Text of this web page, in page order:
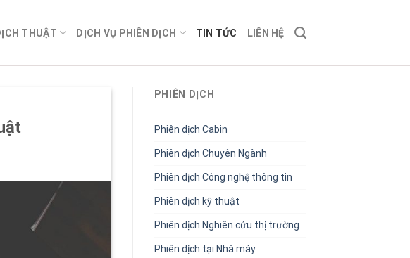
THUẬT DỊCH VỤ PHIÊN DỊCH TIN TỨC LIÊN HỆ
PHIÊN DỊCH
Phiên dịch Cabin
Phiên dịch Chuyên Ngành
Phiên dịch Công nghệ thông tin
Phiên dịch kỹ thuật
Phiên dịch Nghiên cứu thị trường
Phiên dịch tại Nhà máy